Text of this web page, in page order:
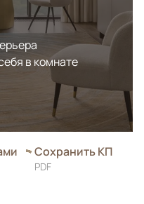
в комнате
Сохранить КП
PDF